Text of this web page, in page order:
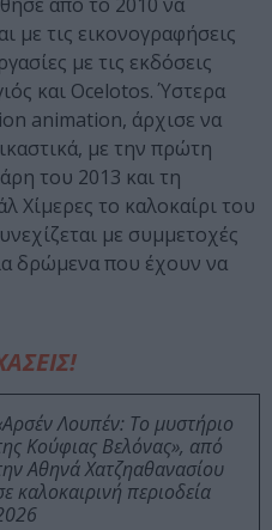
με τις εικονογραφήσεις
με τις εκδόσεις
και Ocelotos. Ύστερα
animation, άρχισε να
με την πρώτη
του 2013 και τη
Χίμερες το καλοκαίρι του
με συμμετοχές
δρώμενα που έχουν να
Λουπέν: Το μυστήριο
Κούφιας Βελόνας», από
Αθηνά Χατζηαθανασίου
καλοκαιρινή περιοδεία